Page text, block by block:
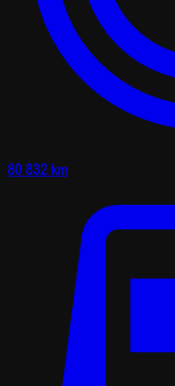
80 832 km